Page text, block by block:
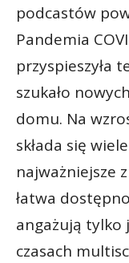
podcastów
Pandemia
przyspieszyła
szukało
domu. Na
składa się
najważniejsze
łatwa
angażują tylko
czasach